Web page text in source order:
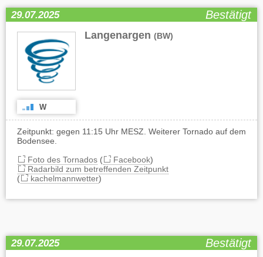
29.07.2025 Bestätigt
Langenargen (BW)
W
Zeitpunkt: gegen 11:15 Uhr MESZ. Weiterer Tornado auf dem
Bodensee.
Foto des Tornados( Facebook)
Radarbild zum betreffenden Zeitpunkt
(
kachelmannwetter)
29.07.2025 Bestätigt